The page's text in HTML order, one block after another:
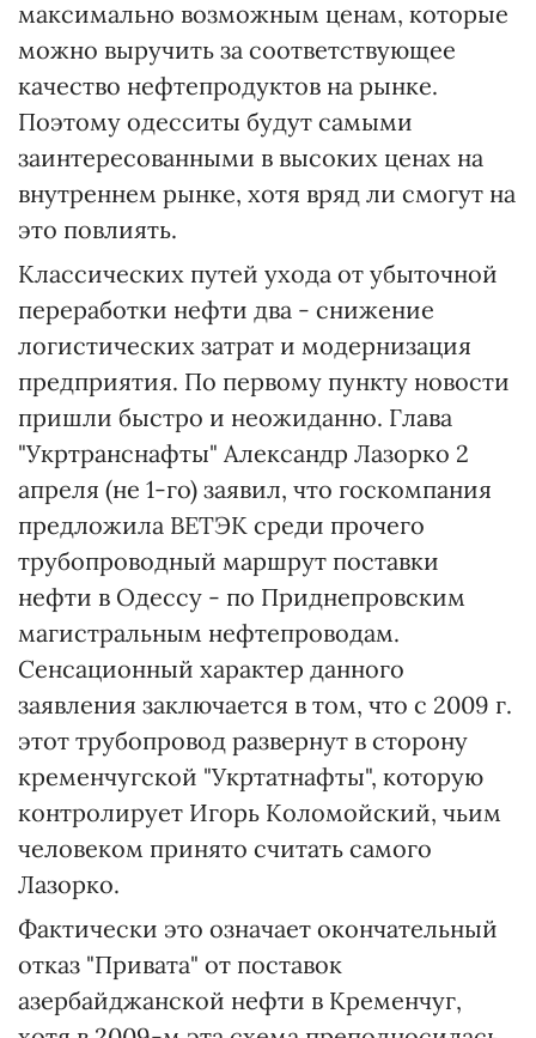
максимально возможным ценам, которые
можно выручить за соответствующее
качество нефтепродуктов на рынке.
Поэтому одесситы будут самыми
заинтересованными в высоких ценах на
внутреннем рынке, хотя вряд ли смогут на
это повлиять.
Классических путей ухода от убыточной
переработки нефти два - снижение
логистических затрат и модернизация
предприятия. По первому пункту новости
пришли быстро и неожиданно. Глава
"Укртранснафты" Александр Лазорко 2
апреля (не 1-го) заявил, что госкомпания
предложила ВЕТЭК среди прочего
трубопроводный маршрут поставки
нефти в Одессу - по Приднепровским
магистральным нефтепроводам.
Сенсационный характер данного
заявления заключается в том, что с 2009 г.
этот трубопровод развернут в сторону
кременчугской "Укртатнафты", которую
контролирует Игорь Коломойский, чьим
человеком принято считать самого
Лазорко.
Фактически это означает окончательный
отказ "Привата" от поставок
азербайджанской нефти в Кременчуг,